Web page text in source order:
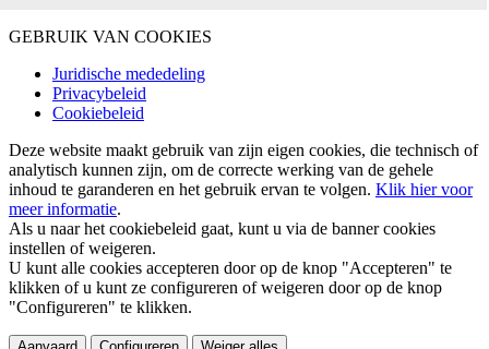
GEBRUIK VAN COOKIES
Juridische mededeling
Privacybeleid
Cookiebeleid
Deze website maakt gebruik van zijn eigen cookies, die technisch of
analytisch kunnen zijn, om de correcte werking van de gehele
inhoud te garanderen en het gebruik ervan te volgen. Klik hier voor
meer informatie.
Als u naar het cookiebeleid gaat, kunt u via de banner cookies
instellen of weigeren.
U kunt alle cookies accepteren door op de knop "Accepteren" te
klikken of u kunt ze configureren of weigeren door op de knop
"Configureren" te klikken.